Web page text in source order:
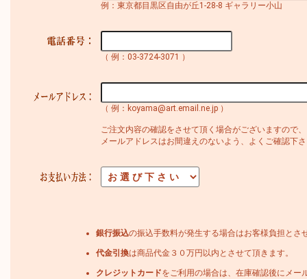
例：東京都目黒区自由が丘1-28-8 ギャラリー小山
（ 例：03-3724-3071 ）
（ 例：koyama@art.email.ne.jp ）
ご注文内容の確認をさせて頂く場合がございますので、
メールアドレスはお間違えのないよう、よくご確認下
銀行振込の振込手数料が発生する場合はお客様負担とさ
代金引換は商品代金３０万円以内とさせて頂きます。
クレジットカードをご利用の場合は、在庫確認後にメー